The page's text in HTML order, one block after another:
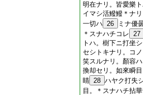
明在ナリ。皆愛樂
イマシ活鱍鱍＊ナ
一切ハ 26
ミナ優
＊スナハチコレ 27
トハ。樹下ニ打坐
セシトキナリ。コ
笑スルナリ。顏容
換却セリ。如來瞬
睛 28 ハヤク打失
目。＊スナハチ拈